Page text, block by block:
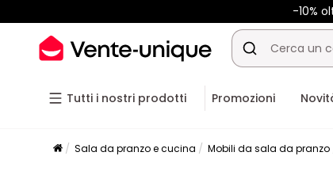
-10%
Tutti i nostri prodotti Promozioni
Sala da pranzo e cucina Mobili da sala da pranzo